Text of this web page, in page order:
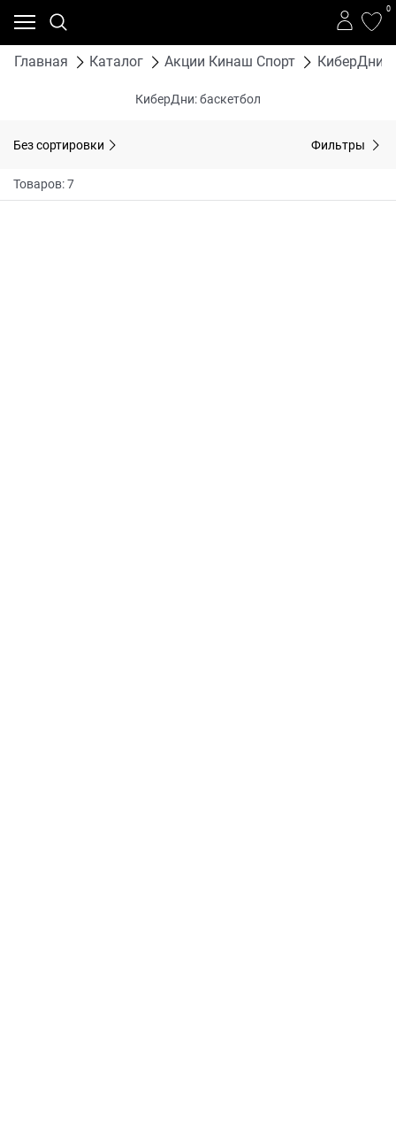
0
Главная Каталог Акции Кинаш Спорт КиберДни:
КиберДни: баскетбол
Без сортировки Фильтры
Товаров: 7